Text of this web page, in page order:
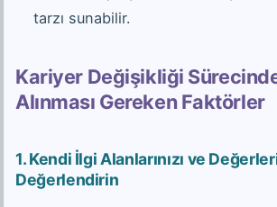
tarzı sunabilir.
Kariyer Değişikliği
Alınması Gereken Faktörler
1.Kendi İlgi Alanlarınızı ve
Değerlendirin